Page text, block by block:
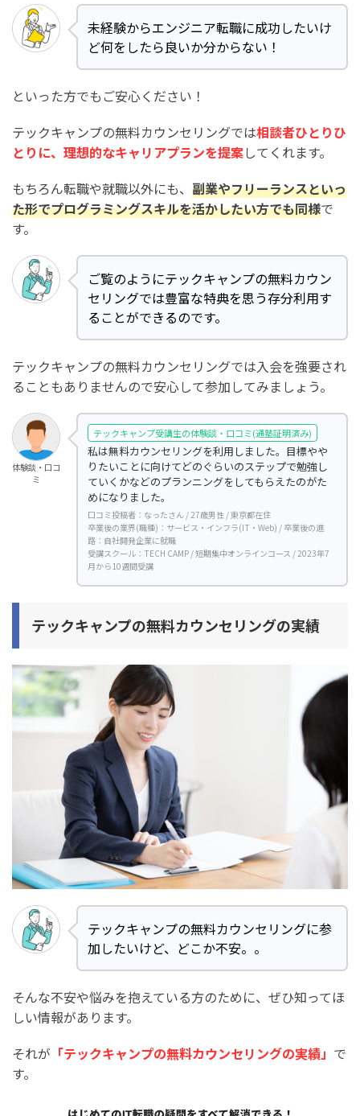
未経験からエンジニア転職に成功したいけ
ど何をしたら良いか分からない！
といった方でもご安心ください！
テックキャンプの無料カウンセリングでは相談者ひとりひ
とりに、理想的なキャリアプランを提案してくれます。
もちろん転職や就職以外にも、 副業やフリーランスといっ
た形でプログラミングスキルを活かしたい方でも同様で
す。
ご覧のようにテックキャンプの無料カウン
セリングでは豊富な特典を思う存分利用す
ることができるのです。
テックキャンプの無料カウンセリングでは入会を強要され
ることもありませんので安心して参加してみましょう。
体験談・口コ
ミ
テックキャンプ受講生の体験談・口コミ(通塾証明済み)
私は無料カウンセリングを利用しました。目標やや
りたいことに向けてどのぐらいのステップで勉強し
ていくかなどのプランニングをしてもらえたのがた
めになりました。
口コミ投稿者：なったさん / 27歳男性 / 東京都在住
卒業後の業界(職種)：サービス・インフラ(IT・Web) / 卒業後の進
路：自社開発企業に就職
受講スクール：TECH CAMP / 短期集中オンラインコース / 2023年7
月から10週間受講
テックキャンプの無料カウンセリングの実績
テックキャンプの無料カウンセリングに参
加したいけど、どこか不安。。
そんな不安や悩みを抱えている方のために、ぜひ知ってほ
しい情報があります。
それが 「テックキャンプの無料カウンセリングの実績」 で
す。